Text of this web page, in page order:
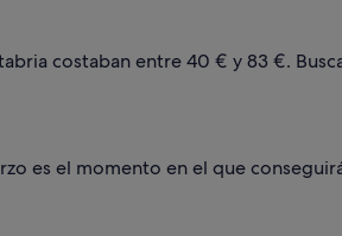
costaban entre 40 € y 83 €.
es el momento en el que